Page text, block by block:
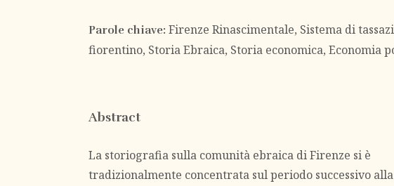
Parole chiave:Firenze Rinascimentale, Sistema di
fiorentino, Storia Ebraica, Storia economica, Economia
Abstract
La storiografia sulla comunità ebraica di Firenze si è
tradizionalmente concentrata sul periodo successivo